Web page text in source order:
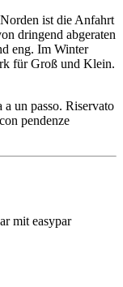
ist die Anfahrt
dringend abgeraten
eng. Im Winter
für Groß und Klein.
un passo. Riservato
pendenze
mit easypar